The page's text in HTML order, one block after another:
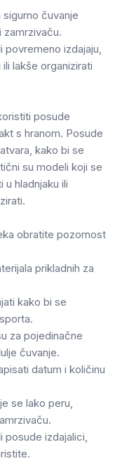
čuvanje
zamrzivaču.
povremeno izdajaju,
lakše organizirati
posude
s hranom. Posude
kako bi se
su modeli koji se
hladnjaku ili
obratite pozornost
prikladnih za
kako bi se
za pojedinačne
čuvanje.
datum i količinu
se lako peru,
posude izdajalici,